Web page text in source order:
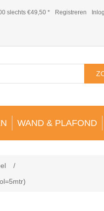
slechts €49,50 * Registreren
WAND & PLAFOND
/